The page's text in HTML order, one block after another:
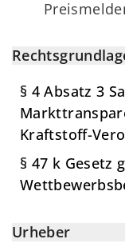
§ 4 Absatz 3
Kraftstoff-
§ 47 k Gesetz
Urheber